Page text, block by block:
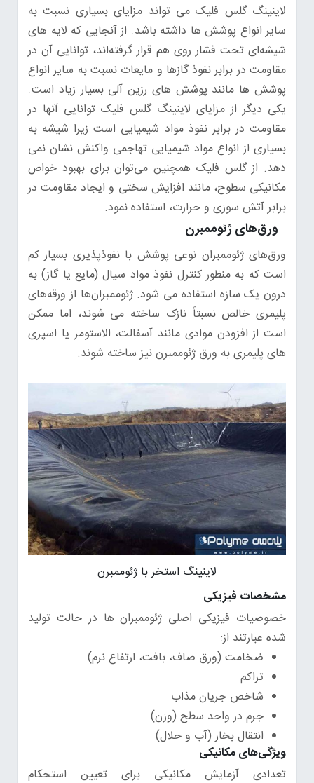
لاینینگ گلس فلیک می تواند مزایای بسیاری نسبت به
سایر انواع پوشش ها داشته باشد. از آنجایی که لایه های
شیشه‌ای تحت فشار روی هم قرار گرفته‌اند، توانایی آن در
مقاومت در برابر نفوذ گازها و مایعات نسبت به سایر انواع
پوشش ها مانند پوشش های رزین آلی بسیار زیاد است.
یکی دیگر از مزایای لاینینگ گلس فلیک توانایی آنها در
مقاومت در برابر نفوذ مواد شیمیایی است زیرا شیشه به
بسیاری از انواع مواد شیمیایی تهاجمی واکنش نشان نمی
دهد. از گلس فلیک همچنین می‌توان برای بهبود خواص
مکانیکی سطوح، مانند افزایش سختی و ایجاد مقاومت در
برابر آتش سوزی و حرارت، استفاده نمود.
ورق‌های ژئوممبرن
ورق‌های ژئوممبران نوعی پوشش با نفوذپذیری بسیار کم
است که به منظور کنترل نفوذ مواد سیال (مایع یا گاز) به
درون یک سازه استفاده می شود. ژئوممبران‌ها از ورقه‌های
پلیمری خالص نسبتاً نازک ساخته می شوند، اما ممکن
است از افزودن موادی مانند آسفالت، الاستومر یا اسپری
های پلیمری به ورق ژئوممبرن نیز ساخته شوند.
لاینینگ استخر با ژئوممبرن
مشخصات فیزیکی
خصوصیات فیزیکی اصلی ژئوممبران ها در حالت تولید
شده عبارتند از:
ضخامت (ورق صاف، بافت، ارتفاع نرم)
تراکم
شاخص جریان مذاب
جرم در واحد سطح (وزن)
انتقال بخار (آب و حلال)
ویژگی‌های مکانیکی
تعدادی آزمایش مکانیکی برای تعیین استحکام